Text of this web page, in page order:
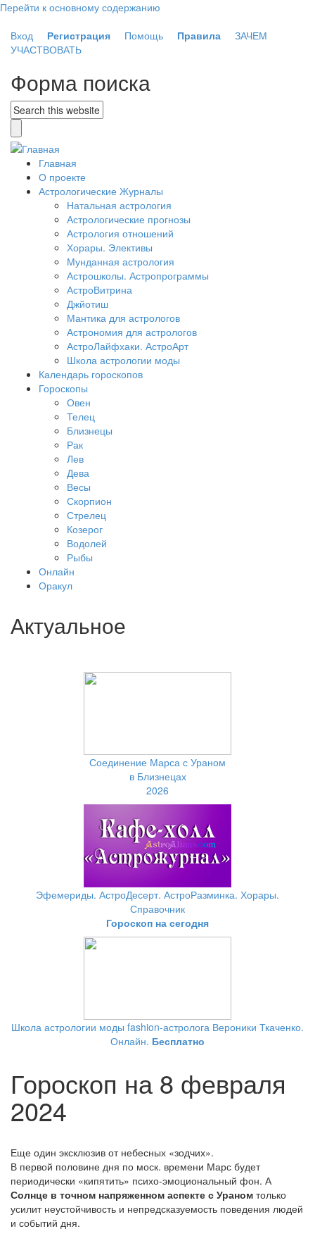
Перейти к основному содержанию
Вход
Регистрация Помощь Правила
ЗАЧЕМ
УЧАСТВОВАТЬ
Форма поиска
Главная
О проекте
Астрологические Журналы
Натальная астрология
Астрологические прогнозы
Астрология отношений
Хорары. Элективы
Мунданная астрология
Астрошколы. Астропрограммы
АстроВитрина
Джйотиш
Мантика для астрологов
Астрономия для астрологов
АстроЛайфхаки. АстроАрт
Школа астрологии моды
Календарь гороскопов
Гороскопы
Овен
Телец
Близнецы
Рак
Лев
Дева
Весы
Скорпион
Стрелец
Козерог
Водолей
Рыбы
Онлайн
Оракул
Актуальное
Соединение Марса с Ураном
в Близнецах
2026
Эфемериды. АстроДесерт. АстроРазминка. Хорары.
Справочник
Гороскоп на сегодня
Школа астрологии моды fashion-астролога Вероники Ткаченко.
Онлайн. Бесплатно
Гороскоп на 8 февраля
2024
Еще один эксклюзив от небесных «зодчих».
В первой половине дня по моск. времени Марс будет
периодически «кипятить» психо-эмоциональный фон. А
Солнце в точном напряженном аспекте с Ураном только
усилит неустойчивость и непредсказуемость поведения людей
и событий дня.